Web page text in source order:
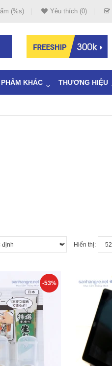
(%s) Yêu thích (0)
KHÁC THƯƠNG HIỆU
Hiển thị:
-53%